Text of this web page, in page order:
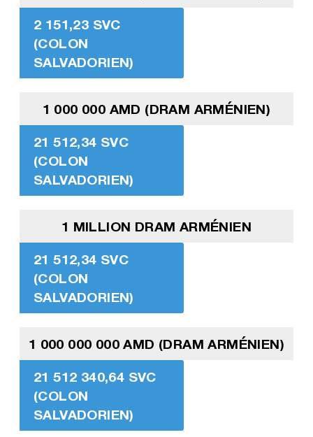
2 151,23 SVC
(COLON
SALVADORIEN)
1 000 000 AMD (DRAM ARMÉNIEN)
21 512,34 SVC
(COLON
SALVADORIEN)
1 MILLION DRAM ARMÉNIEN
21 512,34 SVC
(COLON
SALVADORIEN)
1 000 000 000 AMD (DRAM ARMÉNIEN)
21 512 340,64 SVC
(COLON
SALVADORIEN)